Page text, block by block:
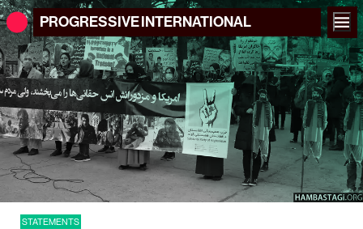
PROGRESSIVEINTERNATIONAL
STATEMENTS